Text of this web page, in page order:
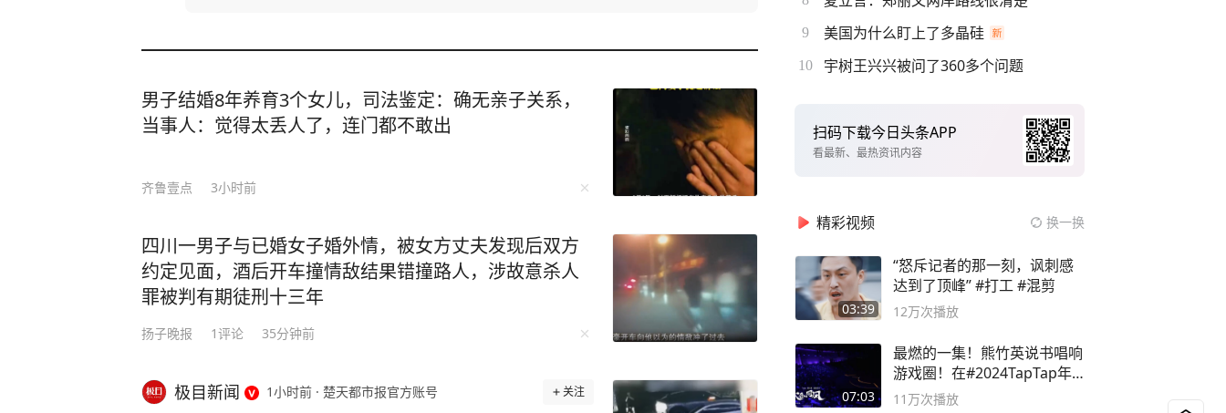
男子结婚8年养育3个女儿，司法鉴定：确无亲子关系，
当事人：觉得太丢人了，连门都不敢出
齐鲁壹点 3小时前
四川一男子与已婚女子婚外情，被女方丈夫发现后双方
约定见面，酒后开车撞情敌结果错撞路人，涉故意杀人
罪被判有期徒刑十三年
扬子晚报 1评论 35分钟前
极目新闻 1小时前 · 楚天都市报官方账号 关注
9 美国为什么盯上了多晶硅
10 宇树王兴兴被问了360多个问题
扫码下载今日头条APP
看最新、最热资讯内容
精彩视频 换一换
03:39
“怒斥记者的那一刻，讽刺感
达到了顶峰” #打工 #混剪
12万次播放
07:03
最燃的一集！熊竹英说书唱响
游戏圈！在#2024TapTap年
度游戏大赏
11万次播放